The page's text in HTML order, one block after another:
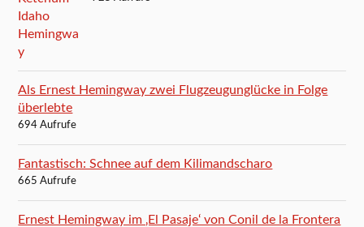
Als Ernest Hemingway zwei Flugzeugunglücke in Folge
überlebte
694 Aufrufe
Fantastisch: Schnee auf dem Kilimandscharo
665 Aufrufe
Ernest Hemingway im ‚El Pasaje‘ von Conil de la Frontera